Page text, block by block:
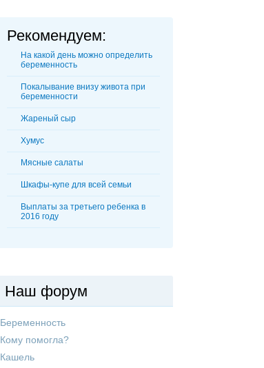
Рекомендуем:
На какой день можно определить
беременность
Покалывание внизу живота при
беременности
Жареный сыр
Хумус
Мясные салаты
Шкафы-купе для всей семьи
Выплаты за третьего ребенка в
2016 году
Наш форум
Беременность
Кому помогла?
Кашель